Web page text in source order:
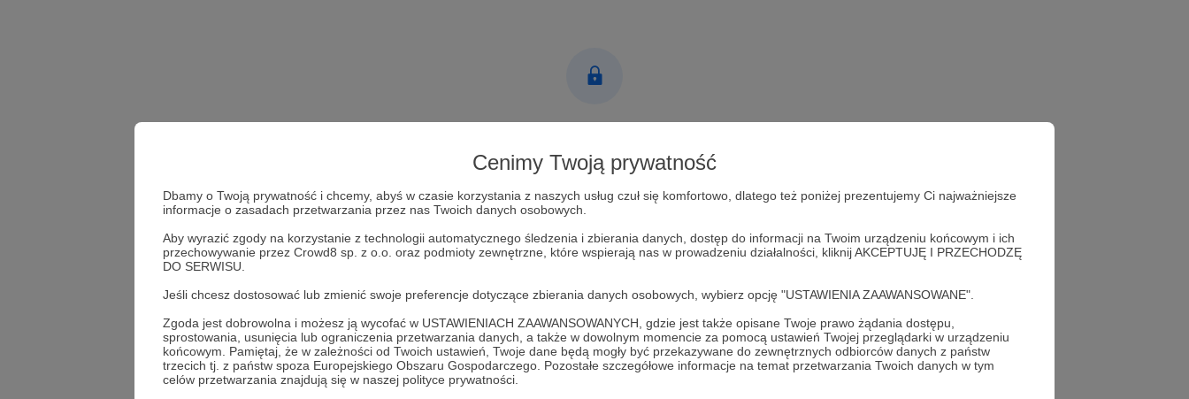
Cenimy Twoją prywatność
Dbamy o Twoją prywatność i chcemy, abyś w czasie korzystania z naszych usług czuł się komfortowo, dlatego też poniżej prezentujemy Ci najważniejsze
informacje o zasadach przetwarzania przez nas Twoich danych osobowych.
Aby wyrazić zgody na korzystanie z technologii automatycznego śledzenia i zbierania danych, dostęp do informacji na Twoim urządzeniu końcowym i ich
przechowywanie przez Crowd8 sp. z o.o. oraz podmioty zewnętrzne, które wspierają nas w prowadzeniu działalności, kliknij AKCEPTUJĘ I PRZECHODZĘ
DO SERWISU.
Jeśli chcesz dostosować lub zmienić swoje preferencje dotyczące zbierania danych osobowych, wybierz opcję "USTAWIENIA ZAAWANSOWANE".
Zgoda jest dobrowolna i możesz ją wycofać w USTAWIENIACH ZAAWANSOWANYCH, gdzie jest także opisane Twoje prawo żądania dostępu,
sprostowania, usunięcia lub ograniczenia przetwarzania danych, a także w dowolnym momencie za pomocą ustawień Twojej przeglądarki w urządzeniu
końcowym. Pamiętaj, że w zależności od Twoich ustawień, Twoje dane będą mogły być przekazywane do zewnętrznych odbiorców danych z państw
trzecich tj. z państw spoza Europejskiego Obszaru Gospodarczego. Pozostałe szczegółowe informacje na temat przetwarzania Twoich danych w tym
celów przetwarzania znajdują się w naszej polityce prywatności.
Aby zobaczyć ten materiał musisz być zalogowany
Zostań Patronem
Zaloguj się
Radio Nowy Świat